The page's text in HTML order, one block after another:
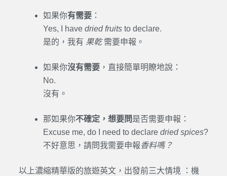
如果你有需要：
Yes, I have dried fruitsto declare.
是的，我有 果乾需要申報。
如果你沒有需要，直接簡單明瞭地說：
No.
沒有。
那如果你不確定，想要問是否需要申報：
Excuse me, do I need to declare dried spices?
不好意思，請問我需要申報香料嗎？
以上濃縮精華版的旅遊英文，出發前三大情境 ：機